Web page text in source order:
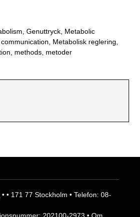
Genuttryck, Metabolic
Metabolisk reglering,
methods, metoder
• • 171 77 Stockholm • Telefon: 08-